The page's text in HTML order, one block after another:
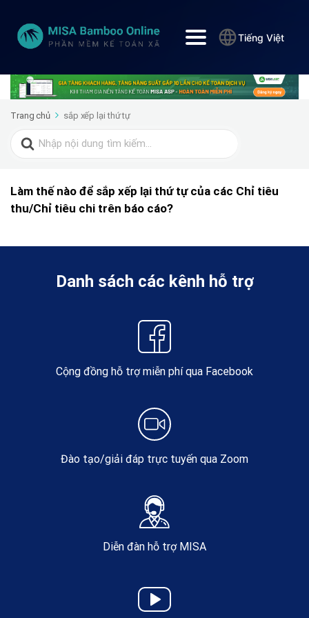
Tiếng Việt
Trang chủ sắp xếp lại thứ tự
Search
for:
Làm thế nào để sắp xếp lại thứ tự của các Chỉ tiêu
thu/Chỉ tiêu chi trên báo cáo?
Danh sách các kênh hỗ trợ
Cộng đồng hỗ trợ miễn phí qua Facebook
Đào tạo/giải đáp trực tuyến qua Zoom
Diễn đàn hỗ trợ MISA